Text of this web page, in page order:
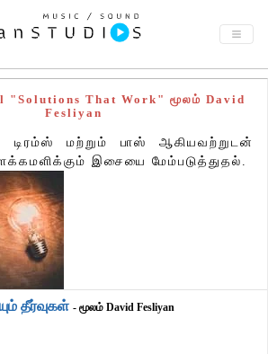
"Solutions That Work" மூலம் David
Fesliyan
டிரம்ஸ் மற்றும் பாஸ் ஆகியவற்றுடன்
இசையை மேம்படுத்துதல்.
தீர்வுகள் - மூலம் David Fesliyan